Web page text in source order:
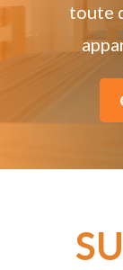
toute